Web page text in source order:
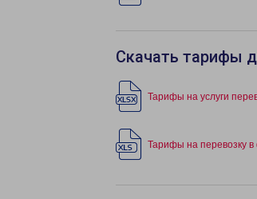
Скачать тарифы
Тарифы на услуги
Тарифы на перевозку